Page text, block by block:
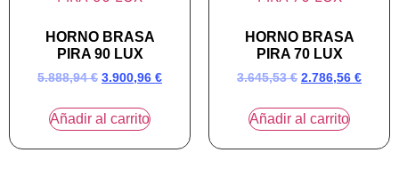
HORNO BRASA
PIRA 90 LUX
5.888,94€ 3.900,96 €
Añadir al carrito
HORNO BRASA
PIRA 70 LUX
3.645,53€ 2.786,56 €
Añadir al carrito